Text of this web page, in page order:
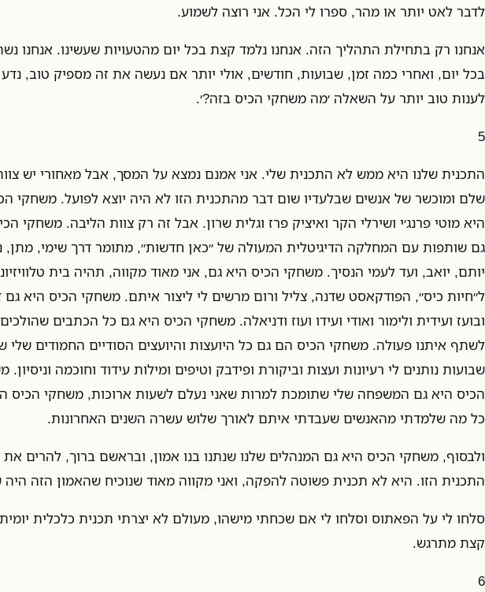
לדבר לאט יותר או מהר, ספרו לי הכל. אני רוצה לשמוע.
אנחנו רק בתחילת התהליך הזה. אנחנו נלמד קצת בכל יום מהטעויות שעשינו. אנחנו
בכל יום, ואחרי כמה זמן, שבועות, חודשים, אולי יותר אם נעשה את זה מספיק טוב, נדע
לענות טוב יותר על השאלה ׳מה משחקי הכיס בזה?׳.
5
התכנית שלנו היא ממש לא התכנית שלי. אני אמנם נמצא על המסך, אבל מאחורי יש
שלם ומוכשר של אנשים שבלעדיו שום דבר מהתכנית הזו לא היה יוצא לפועל. משחקי
היא מוטי פרנג׳י ושירלי הקר ואיציק פרז וגלית שרון. אבל זה רק צוות הליבה. משחקי
גם שותפות עם המחלקה הדיגיטלית המעולה של ״כאן חדשות״, מתומר דרך שימי, מתן,
יותם, יואב, ועד לעמי הנסיך. משחקי הכיס היא גם, אני מאוד מקווה, תהיה בית
ל״חיות כיס״, הפודקאסט שדנה, צליל ורום מרשים לי ליצור איתם. משחקי הכיס היא גם
ובועז ועידית ולימור ואודי ועידו ועוז ודניאלה. משחקי הכיס היא גם כל הכתבים שהולכים
לשתף איתנו פעולה. משחקי הכיס הם גם כל היועצות והיועצים הסודיים החמודים שלי
שבועות נותנים לי רעיונות ועצות וביקורת ופידבק וטיפים ומילות עידוד וחוכמה וניסיון.
הכיס היא גם המשפחה שלי שתומכת למרות שאני נעלם לשעות ארוכות, משחקי הכיס
כל מה שלמדתי מהאנשים שעבדתי איתם לאורך שלוש עשרה השנים האחרונות.
ולבסוף, משחקי הכיס היא גם המנהלים שלנו שנתנו בנו אמון, ובראשם ברוך, להרים את
התכנית הזו. היא לא תכנית פשוטה להפקה, ואני מקווה מאוד שנוכיח שהאמון הזה היה
סלחו לי על הפאתוס וסלחו לי אם שכחתי מישהו, מעולם לא יצרתי תכנית כלכלית יומית
קצת מתרגש.
6